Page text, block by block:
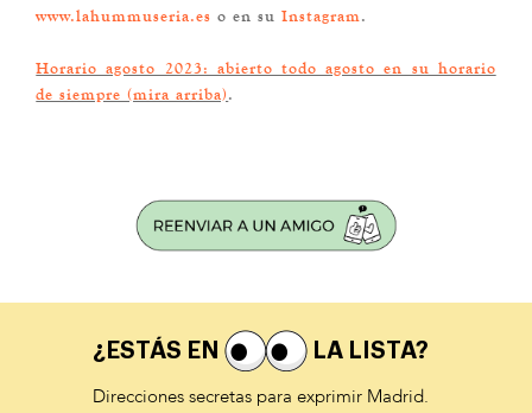
www.lahummuseria.es o en suInstagram.
Horario agosto 2023: abierto todo agosto en su horario
de siempre (mira arriba).
¿ESTÁS EN
LA LISTA?
Direcciones secretas para exprimir Madrid.